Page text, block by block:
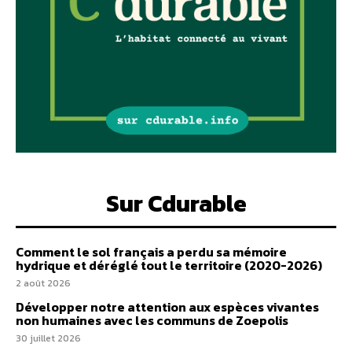
Sur Cdurable
Comment le sol français a perdu sa mémoire
hydrique et déréglé tout le territoire (2020-2026)
2 août 2026
Développer notre attention aux espèces vivantes
non humaines avec les communs de Zoepolis
30 juillet 2026